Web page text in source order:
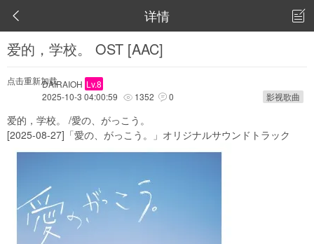
 详情 
爱的，学校。 OST [AAC]
点击重新加载DAIRAIOH Lv.8
2025-10-3 04:00:59
 1352  0 影视歌曲
爱的，学校。 /愛の、がっこう。
[2025-08-27]「愛の、がっこう。」オリジナルサウンドトラック